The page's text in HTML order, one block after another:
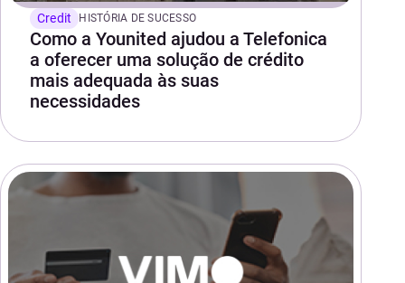
Credit HISTÓRIA DE SUCESSO
Como a Younited ajudou a Telefonica
a oferecer uma solução de crédito
mais adequada às suas
necessidades